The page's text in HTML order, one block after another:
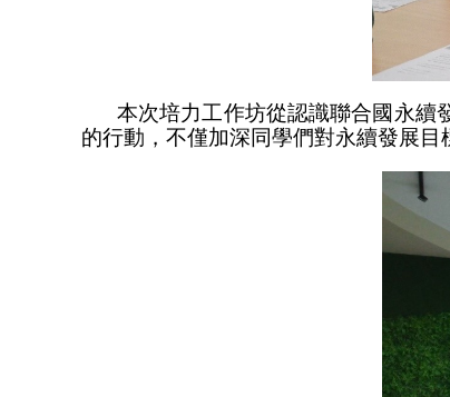
本次培力工作坊從認識聯合國永續
的行動，不僅加深同學們對永續發展